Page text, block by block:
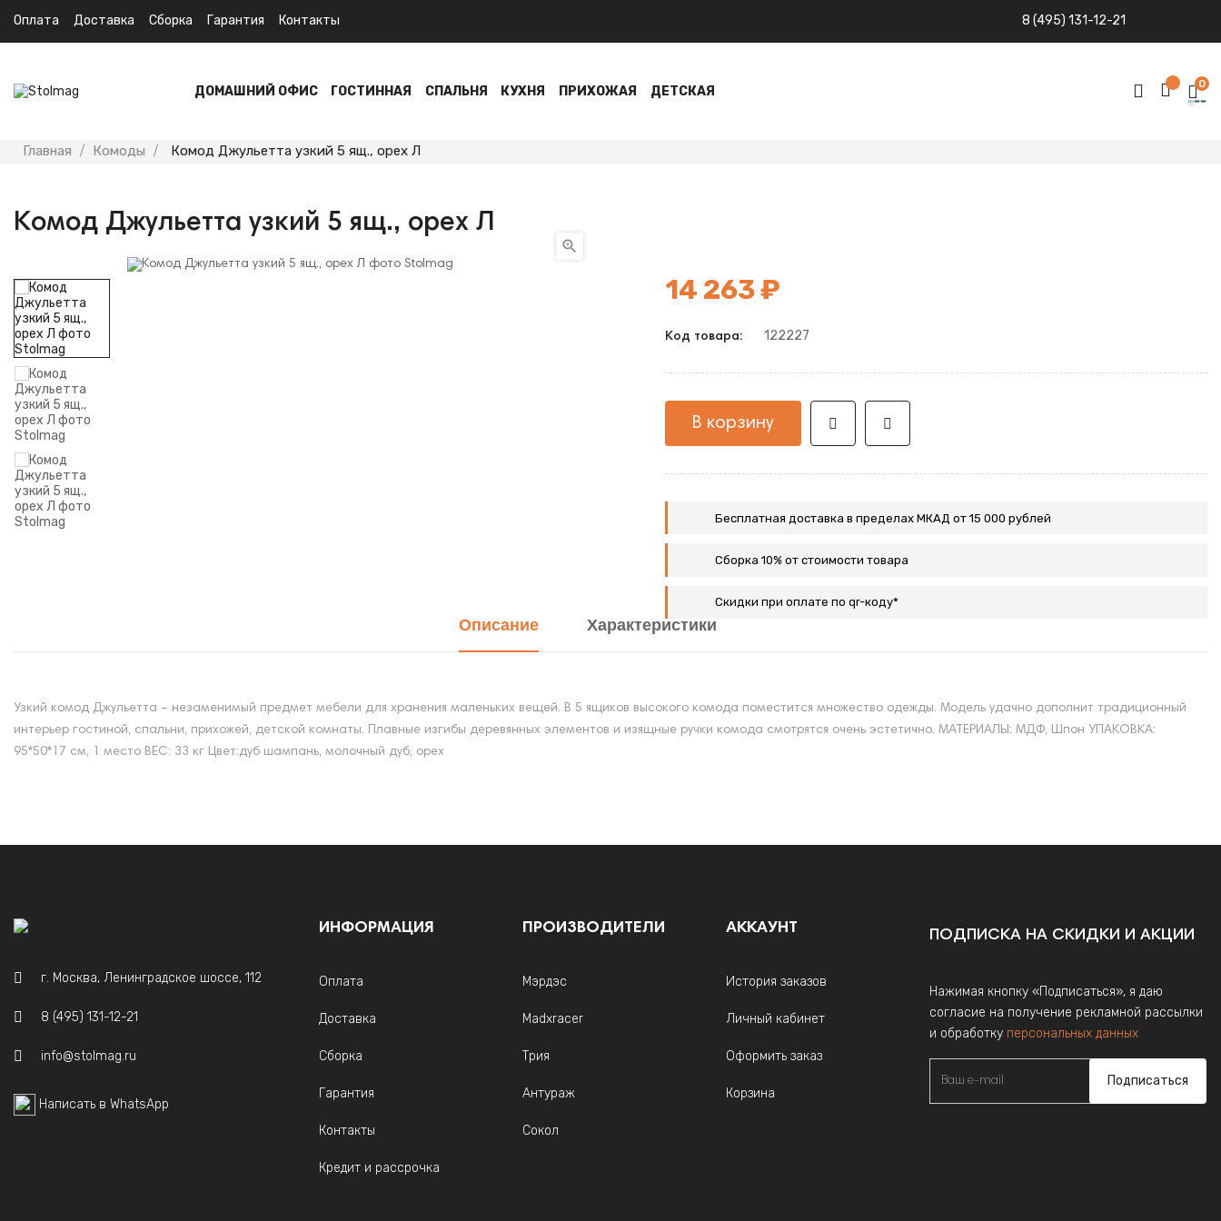
Оплата Доставка Сборка Гарантия Контакты 8 (495) 131-12-21
ДОМАШНИЙ ОФИС ГОСТИННАЯ СПАЛЬНЯ КУХНЯ ПРИХОЖАЯ ДЕТСКАЯ
0
Главная Комоды Комод Джульетта узкий 5 ящ., орех Л
Комод Джульетта узкий 5 ящ., орех Л

14 263 ₽
Код товара: 122227
В корзину
Бесплатная доставка в пределах МКАД от 15 000 рублей
Сборка 10% от стоимости товара
Скидки при оплате по qr-коду*
Описание Характеристики
Узкий комод Джульетта – незаменимый предмет мебели для хранения маленьких вещей. В 5 ящиков высокого комода поместится множество одежды. Модель удачно дополнит традиционный
интерьер гостиной, спальни, прихожей, детской комнаты. Плавные изгибы деревянных элементов и изящные ручки комода смотрятся очень эстетично. МАТЕРИАЛЫ: МДФ, Шпон УПАКОВКА:
95*50*17 см, 1 место ВЕС: 33 кг Цвет:дуб шампань, молочный дуб, орех
г. Москва, Ленинградское шоссе, 112
8 (495) 131-12-21
info@stolmag.ru
Написать в WhatsApp
ИНФОРМАЦИЯ
Оплата
Доставка
Сборка
Гарантия
Контакты
Кредит и рассрочка
ПРОИЗВОДИТЕЛИ
Мэрдэс
Madxracer
Трия
Антураж
Сокол
АККАУНТ
История заказов
Личный кабинет
Оформить заказ
Корзина
ПОДПИСКА НА СКИДКИ И АКЦИИ
Нажимая кнопку «Подписаться», я даю
согласие на получение рекламной рассылки
и обработку персональных данных
Подписаться